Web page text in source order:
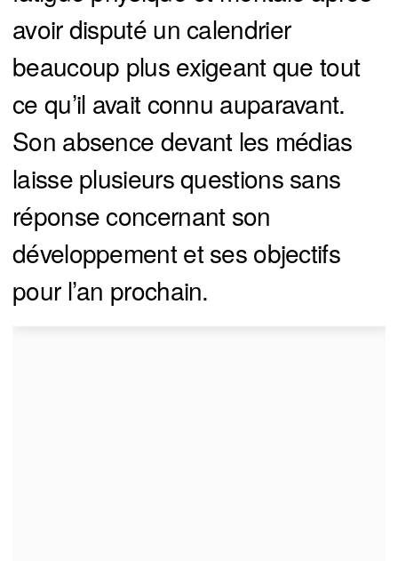
avoir disputé un calendrier
beaucoup plus exigeant que tout
ce qu’il avait connu auparavant.
Son absence devant les médias
laisse plusieurs questions sans
réponse concernant son
développement et ses objectifs
pour l’an prochain.